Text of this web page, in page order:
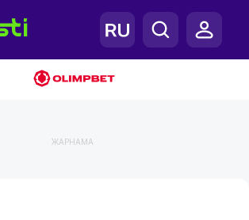
ЖАРНАМА